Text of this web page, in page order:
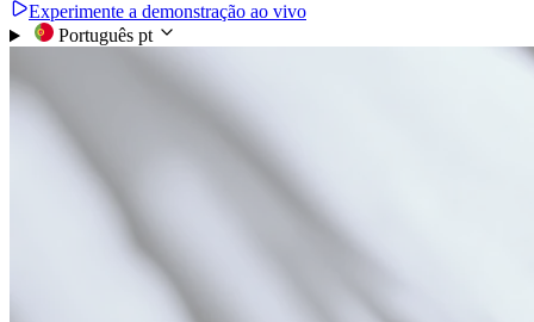
Experimente a demonstração ao vivo
Português pt